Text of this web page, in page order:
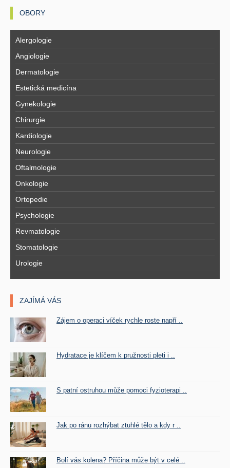
OBORY
Alergologie
Angiologie
Dermatologie
Estetická medicína
Gynekologie
Chirurgie
Kardiologie
Neurologie
Oftalmologie
Onkologie
Ortopedie
Psychologie
Revmatologie
Stomatologie
Urologie
ZAJÍMÁ VÁS
Zájem o operaci víček rychle roste napří ..
Hydratace je klíčem k pružnosti pleti i ..
S patní ostruhou může pomoci fyzioterapi ..
Jak po ránu rozhýbat ztuhlé tělo a kdy r ..
Bolí vás kolena? Příčina může být v celé ..